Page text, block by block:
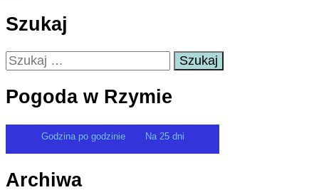
Szukaj
Szukaj:
Pogoda w Rzymie
Godzina po godzinie Na 25 dni
Archiwa